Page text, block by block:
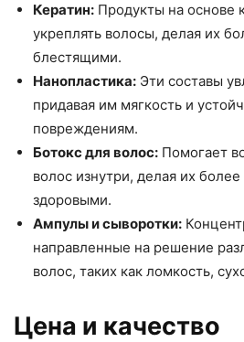
Кератин: Продукты на основе
укреплять волосы, делая их
блестящими.
Нанопластика: Эти составы
придавая им мягкость и
повреждениям.
Ботокс для волос: Помогает
волос изнутри, делая их
здоровыми.
Ампулы и сыворотки:
направленные на решение
волос, таких как ломкость,
Цена и качество